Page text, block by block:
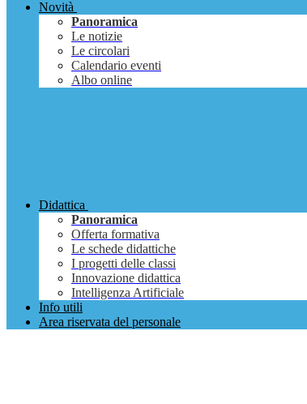
Novità
Panoramica
Le notizie
Le circolari
Calendario eventi
Albo online
Didattica
Panoramica
Offerta formativa
Le schede didattiche
I progetti delle classi
Innovazione didattica
Intelligenza Artificiale
Info utili
Area riservata del personale